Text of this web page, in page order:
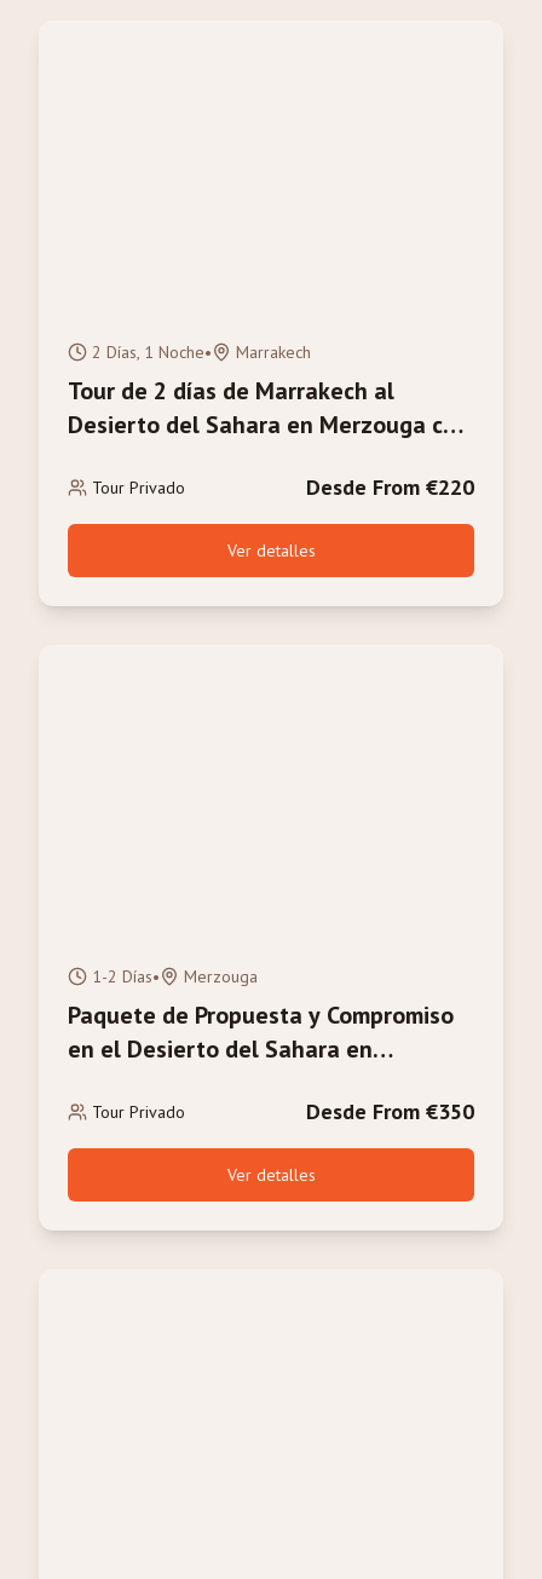
2 Días, 1 Noche• Marrakech
Tour de 2 días de Marrakech al
Desierto del Sahara en Merzouga con
Tour Privado Desde From €220
Ver detalles
1-2 Días• Merzouga
Paquete de Propuesta y Compromiso
en el Desierto del Sahara en
Tour Privado Desde From €350
Ver detalles